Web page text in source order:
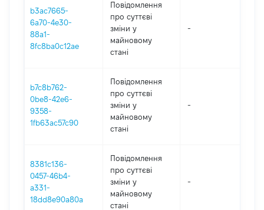
b3ac7665-
6a70-4e30-
88a1-
8fc8ba0c12ae
Повідомлення
про суттєві
зміни y
майновому
стані
-
b7c8b762-
0be8-42e6-
9358-
1fb63ac57c90
Повідомлення
про суттєві
зміни y
майновому
стані
-
8381c136-
0457-46b4-
a331-
18dd8e90a80a
Повідомлення
про суттєві
зміни y
майновому
стані
-